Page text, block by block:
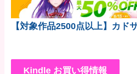
【対象作品2500点以上】カド
Kindle お買い得情報